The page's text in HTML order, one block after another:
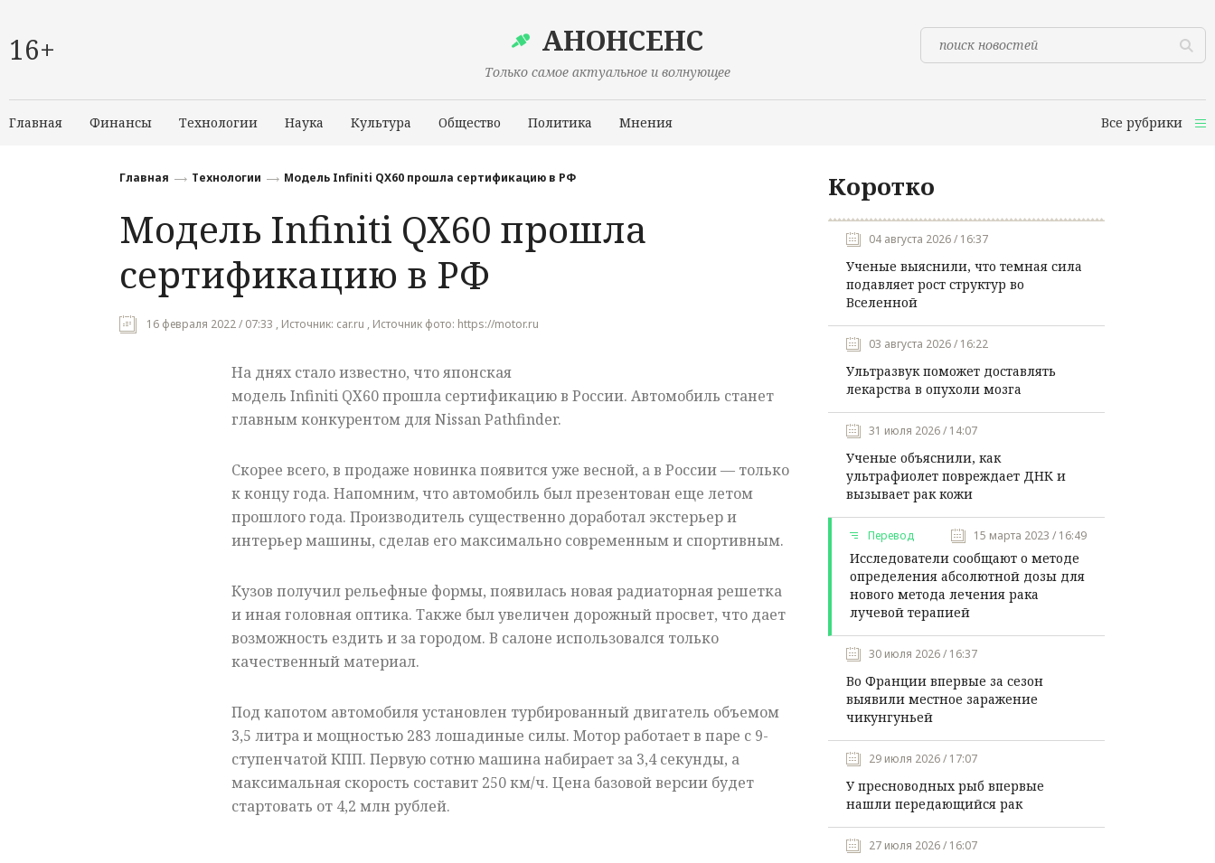
16+ АНОНСЕНС
Только самое актуальное и волнующее
Главная Финансы Технологии Наука Культура Общество Политика Мнения Все рубрики
Происшествия
Главная Технологии Модель Infiniti QX60 прошла сертификацию в РФ
Модель Infiniti QX60 прошла
сертификацию в РФ
16 февраля 2022 / 07:33 , Источник: car.ru , Источник фото: https://motor.ru
На днях стало известно, что японская
модель Infiniti QX60 прошла сертификацию в России. Автомобиль станет
главным конкурентом для Nissan Pathfinder.
Скорее всего, в продаже новинка появится уже весной, а в России — только
к концу года. Напомним, что автомобиль был презентован еще летом
прошлого года. Производитель существенно доработал экстерьер и
интерьер машины, сделав его максимально современным и спортивным.
Кузов получил рельефные формы, появилась новая радиаторная решетка
и иная головная оптика. Также был увеличен дорожный просвет, что дает
возможность ездить и за городом. В салоне использовался только
качественный материал.
Под капотом автомобиля установлен турбированный двигатель объемом
3,5 литра и мощностью 283 лошадиные силы. Мотор работает в паре с 9-
ступенчатой КПП. Первую сотню машина набирает за 3,4 секунды, а
максимальная скорость составит 250 км/ч. Цена базовой версии будет
стартовать от 4,2 млн рублей.
Коротко
04 августа 2026 / 16:37
Ученые выяснили, что темная сила
подавляет рост структур во
Вселенной
03 августа 2026 / 16:22
Ультразвук поможет доставлять
лекарства в опухоли мозга
31 июля 2026 / 14:07
Ученые объяснили, как
ультрафиолет повреждает ДНК и
вызывает рак кожи
Перевод 15 марта 2023 / 16:49
Исследователи сообщают о методе
определения абсолютной дозы для
нового метода лечения рака
лучевой терапией
30 июля 2026 / 16:37
Во Франции впервые за сезон
выявили местное заражение
чикунгуньей
29 июля 2026 / 17:07
У пресноводных рыб впервые
нашли передающийся рак
27 июля 2026 / 16:07